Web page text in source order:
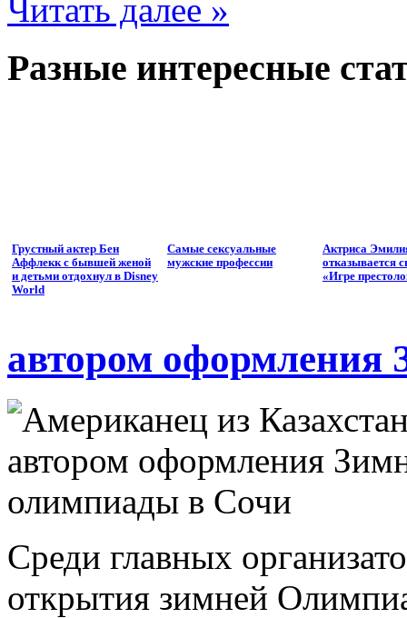
Читать далее »
Разные интересные
Грустный актер Бен
Аффлекк с бывшей женой
и детьми отдохнул в Disney
World
Самые сексуальные
мужские профессии
Актриса
отказывается
«Игре
автором
Среди главных
открытия зимней